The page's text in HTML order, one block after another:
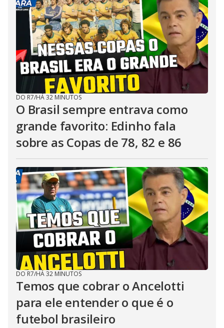
DO R7/HÁ 32 MINUTOS
O Brasil sempre entrava como
grande favorito: Edinho fala
sobre as Copas de 78, 82 e 86
DO R7/HÁ 32 MINUTOS
Temos que cobrar o Ancelotti
para ele entender o que é o
futebol brasileiro